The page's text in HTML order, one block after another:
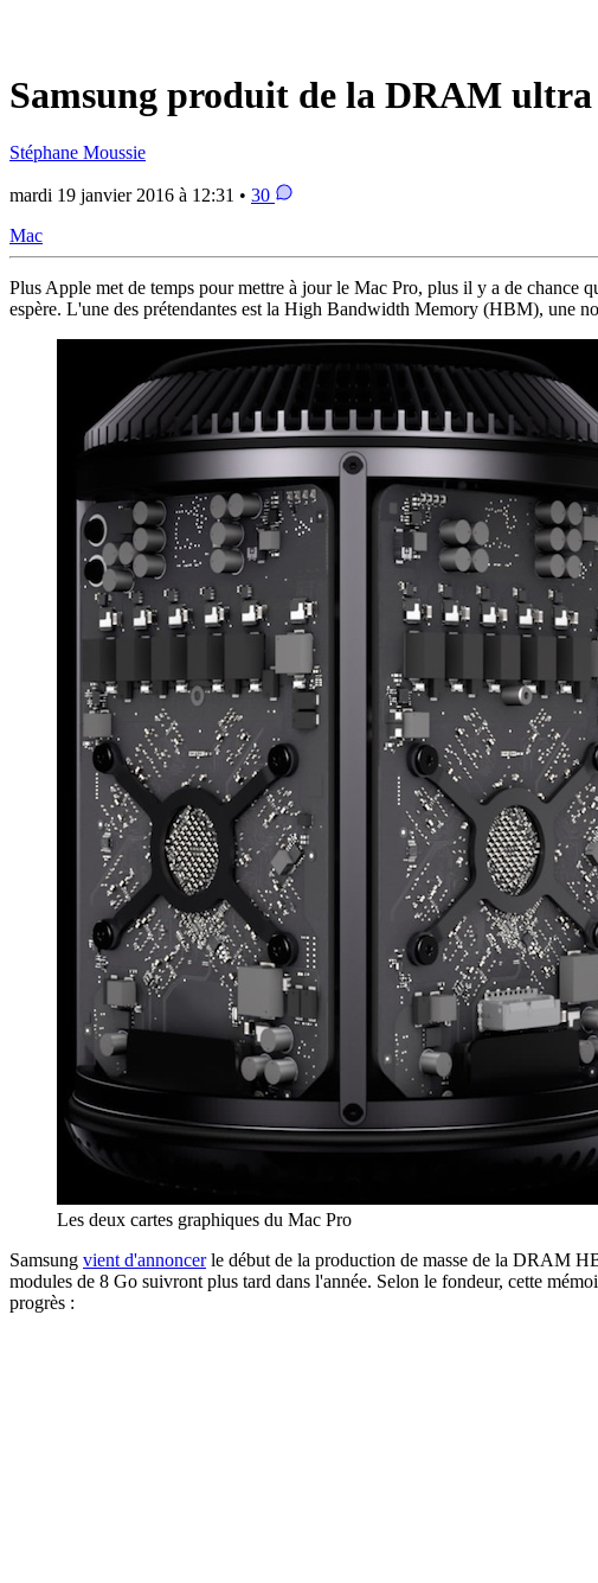
Samsung produit de la DRAM
Stéphane Moussie
mardi 19 janvier 2016 à 12:31 • 30
Mac
Plus Apple met de temps pour mettre à jour le Mac Pro, plus il y a de
espère. L'une des prétendantes est la High Bandwidth Memory (HBM), une
Les deux cartes graphiques du Mac Pro
Samsung vient d'annoncerle début de la production de masse de la DRAM
modules de 8 Go suivront plus tard dans l'année. Selon le fondeur, cette
progrès :